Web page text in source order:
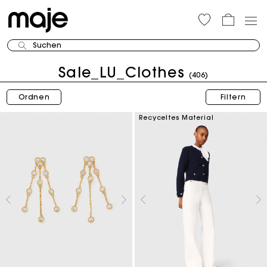
Suchen
Sale_LU_Clothes (406)
Ordnen Filtern
Recyceltes Material